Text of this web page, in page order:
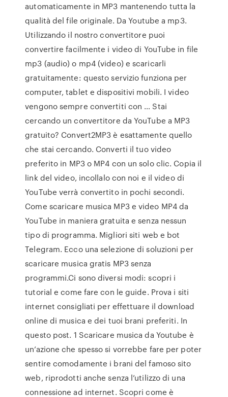
automaticamente in MP3 mantenendo tutta la
qualità del file originale. Da Youtube a mp3.
Utilizzando il nostro convertitore puoi
convertire facilmente i video di YouTube in file
mp3 (audio) o mp4 (video) e scaricarli
gratuitamente: questo servizio funziona per
computer, tablet e dispositivi mobili. I video
vengono sempre convertiti con … Stai
cercando un convertitore da YouTube a MP3
gratuito? Convert2MP3 è esattamente quello
che stai cercando. Converti il tuo video
preferito in MP3 o MP4 con un solo clic. Copia il
link del video, incollalo con noi e il video di
YouTube verrà convertito in pochi secondi.
Come scaricare musica MP3 e video MP4 da
YouTube in maniera gratuita e senza nessun
tipo di programma. Migliori siti web e bot
Telegram. Ecco una selezione di soluzioni per
scaricare musica gratis MP3 senza
programmi.Ci sono diversi modi: scopri i
tutorial e come fare con le guide. Prova i siti
internet consigliati per effettuare il download
online di musica e dei tuoi brani preferiti. In
questo post. 1 Scaricare musica da Youtube è
un’azione che spesso si vorrebbe fare per poter
sentire comodamente i brani del famoso sito
web, riprodotti anche senza l’utilizzo di una
connessione ad internet. Scopri come è